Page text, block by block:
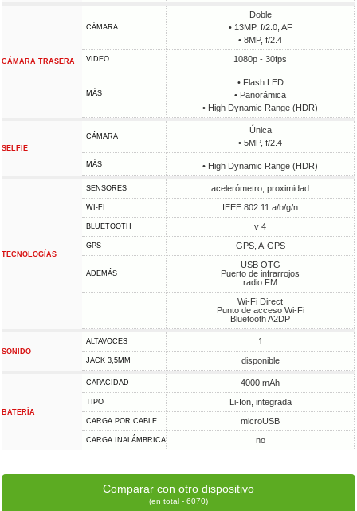
CÁMARA TRASERA
CÁMARA
Doble
• 13MP, f/2.0, AF
• 8MP, f/2.4
VIDEO 1080p - 30fps
MÁS
• Flash LED
• Panorámica
• High Dynamic Range (HDR)
SELFIE
CÁMARA
Única
• 5MP, f/2.4
MÁS • High Dynamic Range (HDR)
TECNOLOGÍAS
SENSORES acelerómetro, proximidad
WI-FI IEEE 802.11 a/b/g/n
BLUETOOTH v 4
GPS GPS, A-GPS
ADEMÁS
USB OTG
Puerto de infrarrojos
radio FM
Wi-Fi Direct
Punto de acceso Wi-Fi
Bluetooth A2DP
SONIDO
ALTAVOCES 1
JACK 3,5MM disponible
BATERÍA
CAPACIDAD 4000 mAh
TIPO Li-Ion, integrada
CARGA POR CABLE microUSB
CARGA INALÁMBRICA no
Comparar con otro dispositivo
(en total - 6070)